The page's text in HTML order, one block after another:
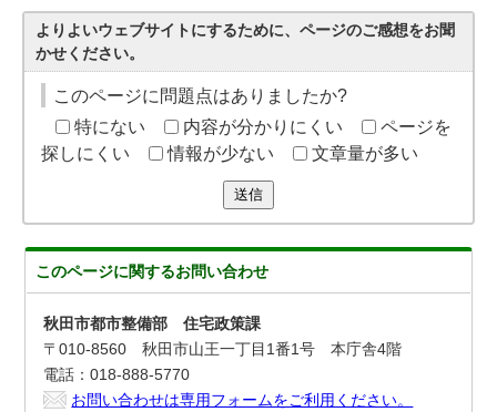
よりよいウェブサイトにするために、ページのご感想をお聞
かせください。
このページに問題点はありましたか?
特にない
内容が分かりにくい
ページを
探しにくい
情報が少ない 文章量が多い
送信
このページに関するお問い合わせ
秋田市都市整備部 住宅政策課
〒010-8560 秋田市山王一丁目1番1号 本庁舎4階
電話：018-888-5770
お問い合わせは専用フォームをご利用ください。